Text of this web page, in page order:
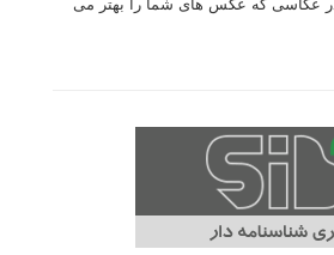
در عکاسی که عکس های شما را بهتر می